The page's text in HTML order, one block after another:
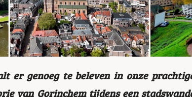
er genoeg te beleven in onze
van Gorinchem tijdens een